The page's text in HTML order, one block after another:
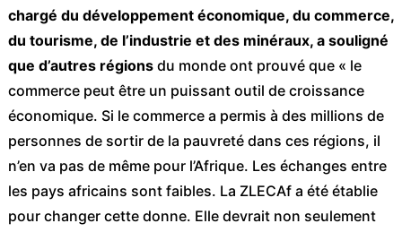
chargé du développement économique, du commerce,
du tourisme, de l’industrie et des minéraux, a souligné
que d’autres régionsdu monde ont prouvé que « le
commerce peut être un puissant outil de croissance
économique. Si le commerce a permis à des millions de
personnes de sortir de la pauvreté dans ces régions, il
n’en va pas de même pour l’Afrique. Les échanges entre
les pays africains sont faibles. La ZLECAf a été établie
pour changer cette donne. Elle devrait non seulement